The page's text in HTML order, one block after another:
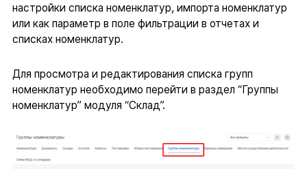
настройки списка номенклатур, импорта номенклатур
или как параметр в поле фильтрации в отчетах и
списках номенклатур.
Для просмотра и редактирования списка групп
номенклатур необходимо перейти в раздел “Группы
номенклатур” модуля “Склад”.